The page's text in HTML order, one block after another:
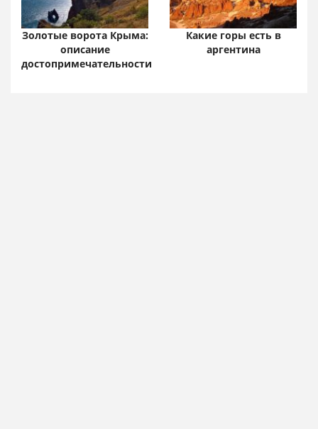
Золотые ворота Крыма:
описание
достопримечательности
Какие горы есть в
аргентина